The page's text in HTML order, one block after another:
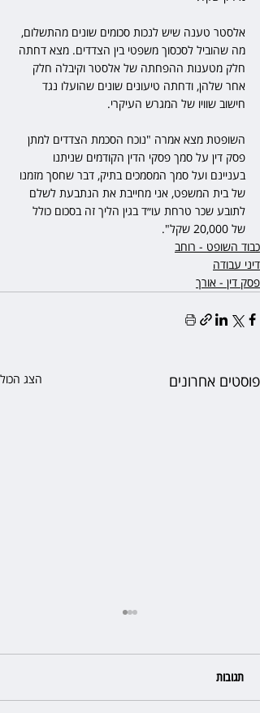
אלסטר טענה שיש לנכות סכומים שונים מהתשלום,
מה שהוביל לסכסוך משפטי בין הצדדים. מצא דחתה
חלק מטענות ההפחתה של אלסטר וקיבלה חלק
אחר שלהן, ודחתה טיעונים שונים שהועלו נגד
חישוב שוויו של המגרש העיקרי.
השופטת מצא אמרה "נוכח הסכמת הצדדים למתן
פסק דין על סמך פסקי הדין הקודמים שניתנו
בעניינם ועל סמך המסמכים בתיק, דבר שחסך מזמנו
של בית המשפט, אני מחייבת את הנתבעת לשלם
לתובע שכר טרחת עו״ד בגין הליך זה בסכום כולל
של 20,000 שקל".
כבוד השופט - רוחב
דיני עבודה
פסק דין - אורך
פוסטים אחרונים הצג הכול
תגובות